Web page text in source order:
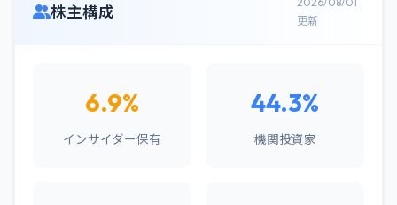
株主構成
更新
6.9%
インサイダー保有
44.3%
機関投資家